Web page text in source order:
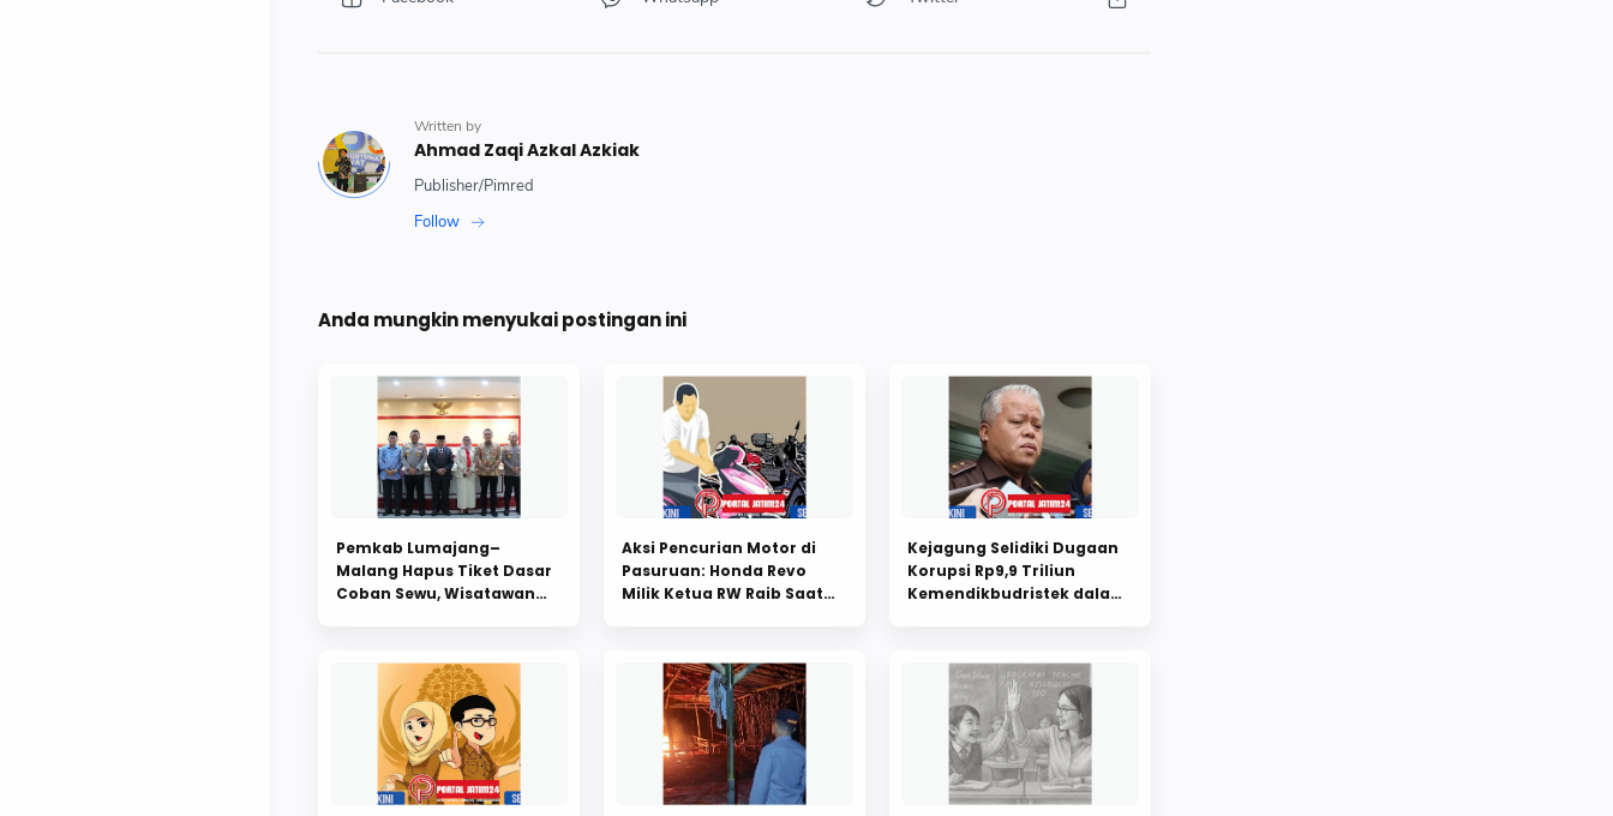
Anda mungkin menyukai postingan ini
Pemkab Lumajang–
Malang Hapus Tiket Dasar
Coban Sewu, Wisatawan
Aksi Pencurian Motor di
Pasuruan: Honda Revo
Milik Ketua RW Raib Saat
Kejagung Selidiki Dugaan
Korupsi Rp9,9 Triliun
Kemendikbudristek dalam